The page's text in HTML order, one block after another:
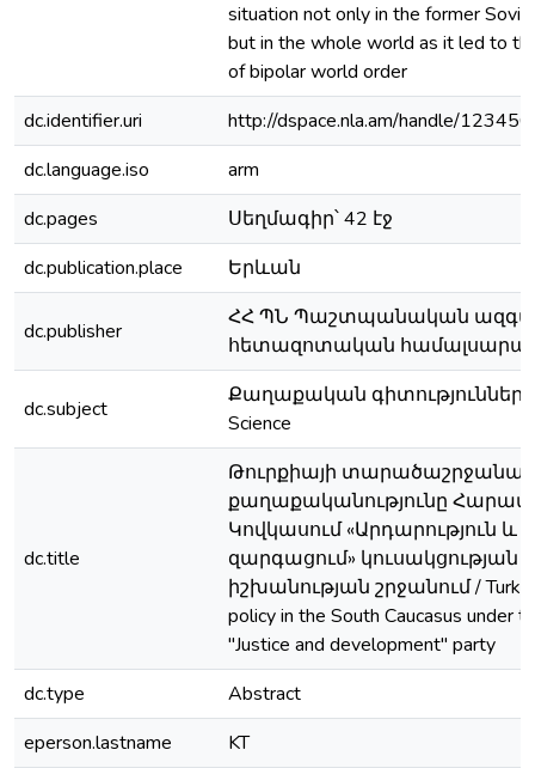
situation not only in the former
but in the whole world as it led to
of bipolar world order
dc.identifier.uri
http://dspace.nla.am/handle/
dc.language.iso
arm
dc.pages
Սեղմագիր՝ 42 էջ
dc.publication.place
Երևան
dc.publisher
ՀՀ ՊՆ Պաշտպանական
հետազոտական
dc.subject
Քաղաքական գիտություններ /
Science
dc.title
Թուրքիայի
քաղաքականությունը
Կովկասում «Արդարություն և
զարգացում» կուսակցության
իշխանության շրջանում /
policy in the South Caucasus under
"Justice and development" party
dc.type
Abstract
eperson.lastname
KT